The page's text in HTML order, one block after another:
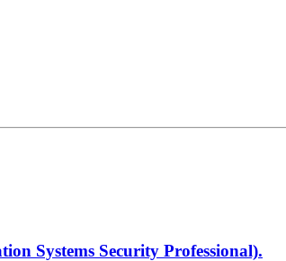
Systems Security Professional).